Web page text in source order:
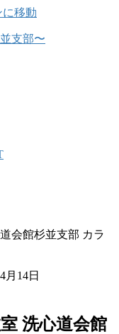
移動
会館杉並支部 カラ
月14日
洗心道会館